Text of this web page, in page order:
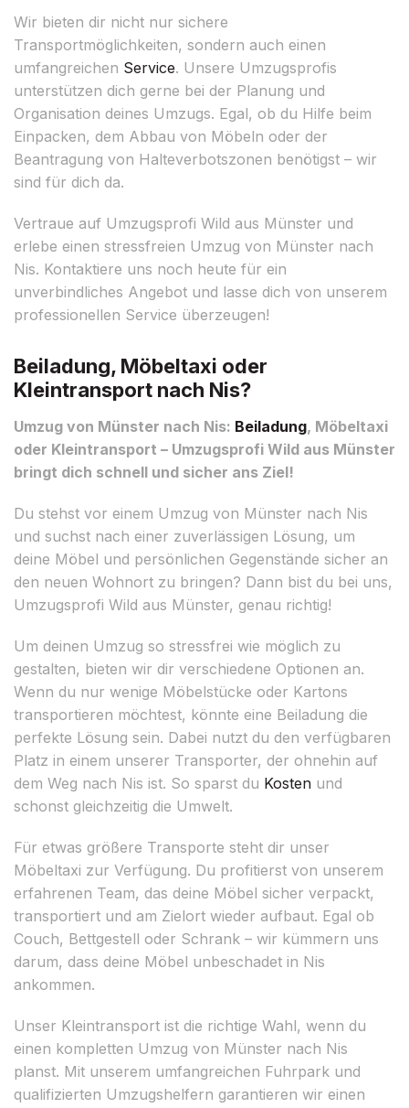
Wir bieten dir nicht nur sichere
Transportmöglichkeiten, sondern auch einen
umfangreichen Service. Unsere Umzugsprofis
unterstützen dich gerne bei der Planung und
Organisation deines Umzugs. Egal, ob du Hilfe beim
Einpacken, dem Abbau von Möbeln oder der
Beantragung von Halteverbotszonen benötigst – wir
sind für dich da.
Vertraue auf Umzugsprofi Wild aus Münster und
erlebe einen stressfreien Umzug von Münster nach
Nis. Kontaktiere uns noch heute für ein
unverbindliches Angebot und lasse dich von unserem
professionellen Service überzeugen!
Beiladung, Möbeltaxi oder
Kleintransport nach Nis?
Umzug von Münster nach Nis: Beiladung, Möbeltaxi
oder Kleintransport – Umzugsprofi Wild aus Münster
bringt dich schnell und sicher ans Ziel!
Du stehst vor einem Umzug von Münster nach Nis
und suchst nach einer zuverlässigen Lösung, um
deine Möbel und persönlichen Gegenstände sicher an
den neuen Wohnort zu bringen? Dann bist du bei uns,
Umzugsprofi Wild aus Münster, genau richtig!
Um deinen Umzug so stressfrei wie möglich zu
gestalten, bieten wir dir verschiedene Optionen an.
Wenn du nur wenige Möbelstücke oder Kartons
transportieren möchtest, könnte eine Beiladung die
perfekte Lösung sein. Dabei nutzt du den verfügbaren
Platz in einem unserer Transporter, der ohnehin auf
dem Weg nach Nis ist. So sparst du Kosten und
schonst gleichzeitig die Umwelt.
Für etwas größere Transporte steht dir unser
Möbeltaxi zur Verfügung. Du profitierst von unserem
erfahrenen Team, das deine Möbel sicher verpackt,
transportiert und am Zielort wieder aufbaut. Egal ob
Couch, Bettgestell oder Schrank – wir kümmern uns
darum, dass deine Möbel unbeschadet in Nis
ankommen.
Unser Kleintransport ist die richtige Wahl, wenn du
einen kompletten Umzug von Münster nach Nis
planst. Mit unserem umfangreichen Fuhrpark und
qualifizierten Umzugshelfern garantieren wir einen